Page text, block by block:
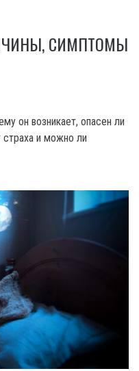
СИМПТОМЫ
он возникает, опасен ли
страха и можно ли